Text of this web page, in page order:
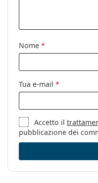
Utilizzo:
Sport:
Golf,
Nome *
Tua e-mail *
Accetto il
pubblicazione dei